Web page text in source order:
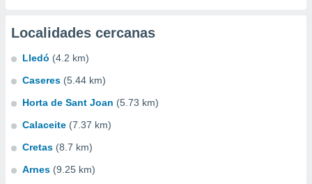
Localidades cercanas
Lledó (4.2 km)
Caseres (5.44 km)
Horta de Sant Joan (5.73 km)
Calaceite (7.37 km)
Cretas (8.7 km)
Arnes (9.25 km)